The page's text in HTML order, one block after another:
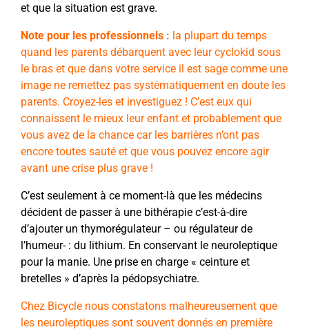
et que la situation est grave.
Note pour les professionnels : la plupart du temps
quand les parents débarquent avec leur cyclokid sous
le bras et que dans votre service il est sage comme une
image ne remettez pas systématiquement en doute les
parents. Croyez-les et investiguez ! C’est eux qui
connaissent le mieux leur enfant et probablement que
vous avez de la chance car les barrières n’ont pas
encore toutes sauté et que vous pouvez encore agir
avant une crise plus grave !
C’est seulement à ce moment-là que les médecins
décident de passer à une bithérapie c’est-à-dire
d’ajouter un thymorégulateur – ou régulateur de
l’humeur- : du lithium. En conservant le neuroleptique
pour la manie. Une prise en charge « ceinture et
bretelles » d’après la pédopsychiatre.
Chez Bicycle nous constatons malheureusement que
les neuroleptiques sont souvent donnés en première